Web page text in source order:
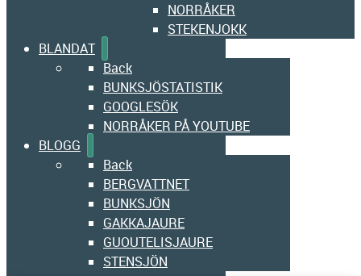
NORRÅKER
STEKENJOKK
BLANDAT
Back
BUNKSJÖSTATISTIK
GOOGLESÖK
NORRÅKER PÅ YOUTUBE
BLOGG
Back
BERGVATTNET
BUNKSJÖN
GAKKAJAURE
GUOUTELISJAURE
STENSJÖN